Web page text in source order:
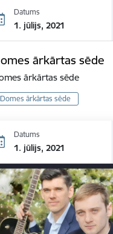
Datums
1. jūlijs, 2021
ārkārtas sēde
ārkārtas sēde
Domes ārkārtas sēde
Datums
1. jūlijs, 2021